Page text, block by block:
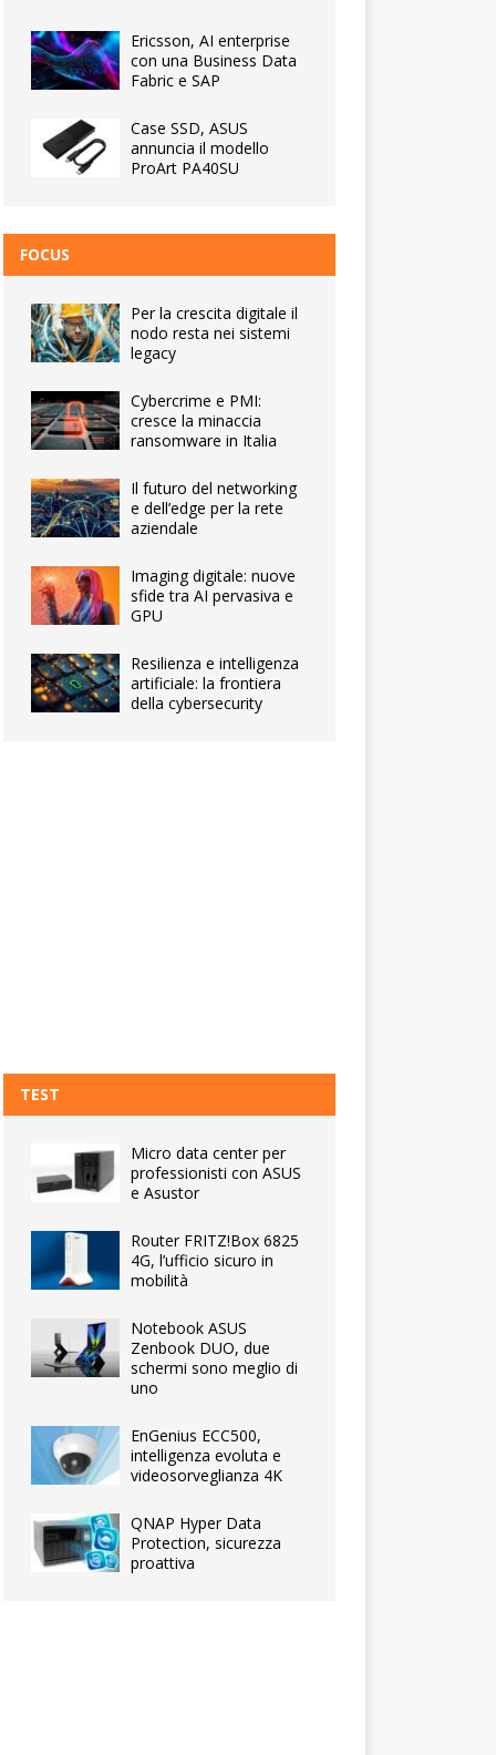
Ericsson, AI enterprise
con una Business Data
Fabric e SAP
Case SSD, ASUS
annuncia il modello
ProArt PA40SU
FOCUS
Per la crescita digitale il
nodo resta nei sistemi
legacy
Cybercrime e PMI:
cresce la minaccia
ransomware in Italia
Il futuro del networking
e dell’edge per la rete
aziendale
Imaging digitale: nuove
sfide tra AI pervasiva e
GPU
Resilienza e intelligenza
artificiale: la frontiera
della cybersecurity
TEST
Micro data center per
professionisti con ASUS
e Asustor
Router FRITZ!Box 6825
4G, l’ufficio sicuro in
mobilità
Notebook ASUS
Zenbook DUO, due
schermi sono meglio di
uno
EnGenius ECC500,
intelligenza evoluta e
videosorveglianza 4K
QNAP Hyper Data
Protection, sicurezza
proattiva